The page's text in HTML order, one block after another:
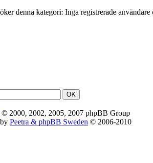
denna kategori: Inga registrerade användare
© 2000, 2002, 2005, 2007 phpBB Group
Peetra & phpBB Sweden © 2006-2010